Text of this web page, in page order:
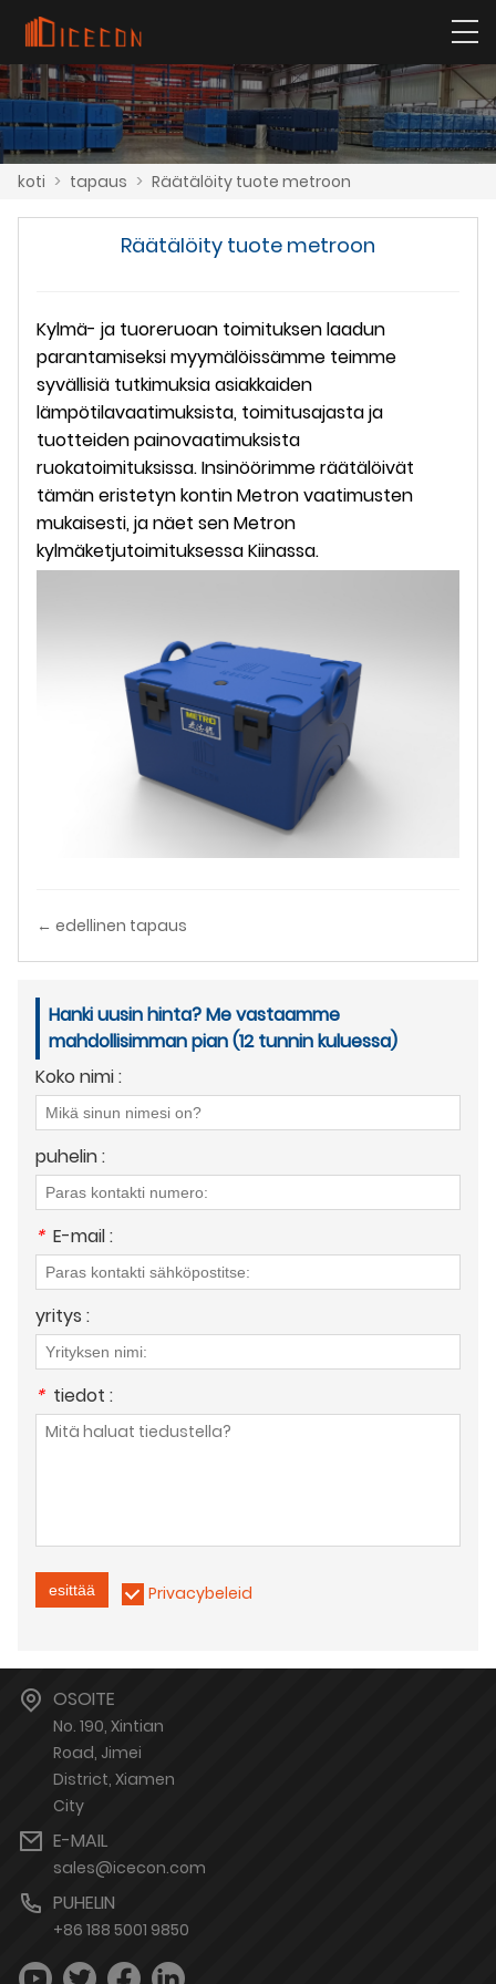
koti > tapaus > Räätälöity tuote metroon
Räätälöity tuote metroon
Kylmä- ja tuoreruoan toimituksen laadun
parantamiseksi myymälöissämme teimme
syvällisiä tutkimuksia asiakkaiden
lämpötilavaatimuksista, toimitusajasta ja
tuotteiden painovaatimuksista
ruokatoimituksissa. Insinöörimme räätälöivät
tämän eristetyn kontin Metron vaatimusten
mukaisesti, ja näet sen Metron
kylmäketjutoimituksessa Kiinassa.
← edellinen tapaus
Hanki uusin hinta? Me vastaamme
mahdollisimman pian (12 tunnin kuluessa)
Koko nimi :
puhelin :
* E-mail :
yritys :
* tiedot :
esittää Privacybeleid
OSOITE
No. 190, Xintian
Road, Jimei
District, Xiamen
City
E-MAIL
sales@icecon.com
PUHELIN
+86 188 5001 9850